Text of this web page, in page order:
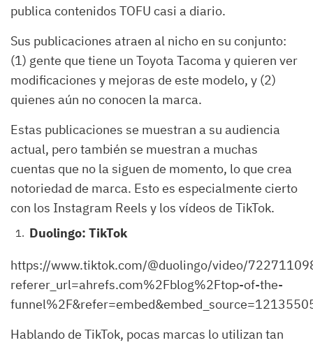
publica contenidos TOFU casi a diario.
Sus publicaciones atraen al nicho en su conjunto:
(1) gente que tiene un Toyota Tacoma y quieren ver
modificaciones y mejoras de este modelo, y (2)
quienes aún no conocen la marca.
Estas publicaciones se muestran a su audiencia
actual, pero también se muestran a muchas
cuentas que no la siguen de momento, lo que crea
notoriedad de marca. Esto es especialmente cierto
con los Instagram Reels y los vídeos de TikTok.
Duolingo: TikTok
https://www.tiktok.com/@duolingo/video/
referer_url=ahrefs.com%2Fblog%2Ftop-of-the-
Hablando de TikTok, pocas marcas lo utilizan tan